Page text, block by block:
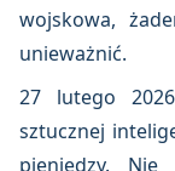
wojskowa,
unieważnić.
27 lutego
sztucznej
pieniędzy.